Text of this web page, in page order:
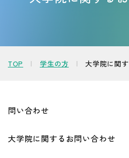
知りたい
人材・キャリア
Our Research（最新の研究成果
TOP 学生の方 大学院に関
問い合わせ
大学院に関するお問い合わせ